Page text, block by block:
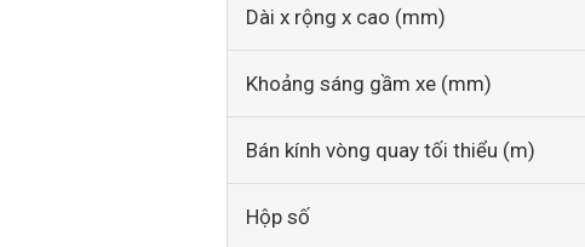
Dài x rộng x cao (mm)
Khoảng sáng gầm xe (mm)
Bán kính vòng quay tối thiểu (m)
Hộp số